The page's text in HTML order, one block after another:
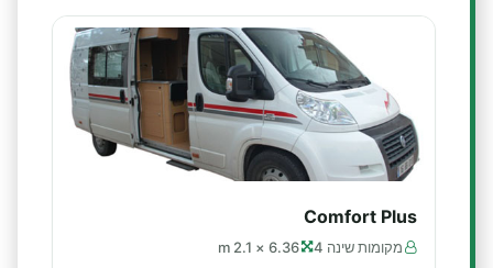
Comfort Plus
מקומות שינה 4 6.36 × 2.1 m